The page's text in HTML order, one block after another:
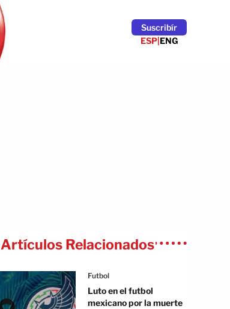
Suscribír
ESP|ENG
Artículos Relacionados
Futbol
Luto en el futbol
mexicano por la muerte